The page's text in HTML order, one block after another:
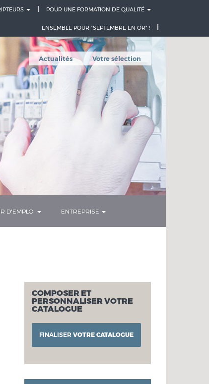
POUR UNE FORMATION DE QUALITÉ
ENSEMBLE POUR "SEPTEMBRE EN OR" !
Actualités Votre sélection
D'EMPLOI ENTREPRISE
COMPOSER ET
PERSONNALISER VOTRE
CATALOGUE
FINALISER VOTRE CATALOGUE